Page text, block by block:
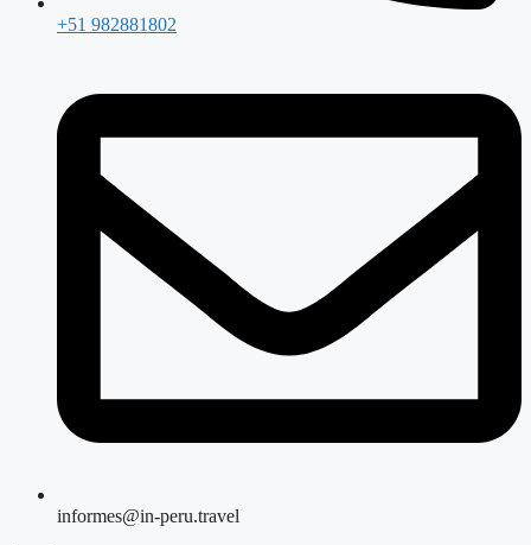
+51 982881802
informes@in-peru.travel